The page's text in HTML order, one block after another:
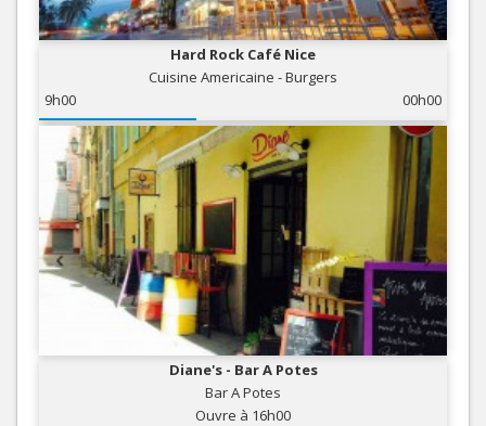
Hard Rock Café Nice
Cuisine Americaine - Burgers
9h00
00h00
Diane's - Bar A Potes
Bar A Potes
Ouvre à 16h00